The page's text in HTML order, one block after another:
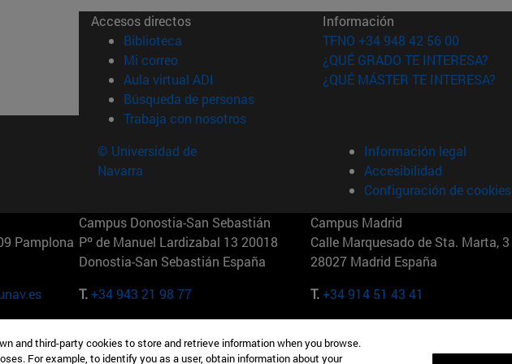
Accesos directos
Biblioteca (abre en nueva ventana)
Mi correo(abre en nueva ventana)
Aula virtual ADI (abre en nueva ventana)
Búsqueda de personas(abre en nueva ventana)
Trabaja con nosotros(abre en nueva ventana)
Información
TFNO +34 948 42 56 00
¿QUÉ GRADO TE INTERESA?
¿QUÉ MÁSTER TE INTERESA?
© Universidad de
Navarra
Información legal
Accesibilidad
Configuración de cookies
Pamplona
Campus Donostia-San Sebastián
Pº de Manuel Lardizabal 13 20018
Donostia-San Sebastián España
T.+34 943 21 98 77
Campus Madrid
Calle Marquesado de Sta. Marta, 3
28027 Madrid España
T.+34 914 51 43 41
165 W 57th St 10019-2201 Nueva York Maria-Theresia-Straße 15 81675
and third-party cookies to store and retrieve information when you browse.
For example, to identify you as a user, obtain information about your